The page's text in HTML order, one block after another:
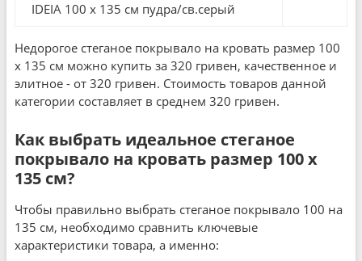
IDEIA 100 x 135 см пудра/св.серый
Недорогое стеганое покрывало на кровать размер 100
x 135 см можно купить за 320 гривен, качественное и
элитное - от 320 гривен. Стоимость товаров данной
категории составляет в среднем 320 гривен.
Как выбрать идеальное стеганое
покрывало на кровать размер 100 x
135 см?
Чтобы правильно выбрать стеганое покрывало 100 на
135 см, необходимо сравнить ключевые
характеристики товара, а именно: